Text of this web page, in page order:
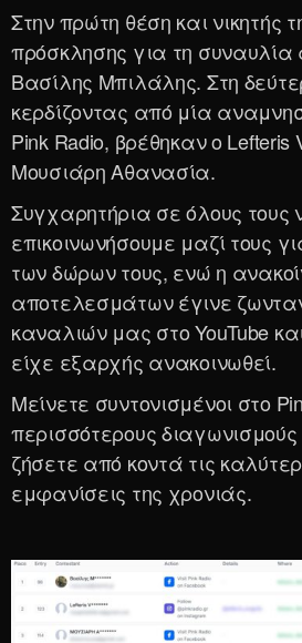
Στην πρώτη θέση και νικητής
πρόσκλησης για τη συναυλία
Βασίλης Μπιλάλης. Στη
κερδίζοντας από μία
Pink Radio, βρέθηκαν ο Lefteris
Μουσιάρη Αθανασία.
Συγχαρητήρια σε όλους τους
επικοινωνήσουμε μαζί τους
των δώρων τους, ενώ η
αποτελεσμάτων έγινε
καναλιών μας στο YouTube
είχε εξαρχής ανακοινωθεί.
Μείνετε συντονισμένοι στο
περισσότερους διαγωνισμούς
ζήσετε από κοντά τις
εμφανίσεις της χρονιάς.